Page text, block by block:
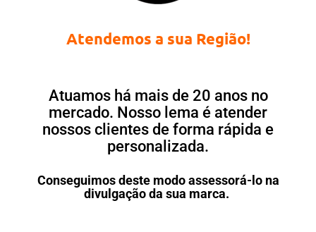
Atendemos a sua Região!
Atuamos há mais de 20 anos no
mercado. Nosso lema é atender
nossos clientes de forma rápida e
personalizada.
Conseguimos deste modo assessorá-lo na
divulgação da sua marca.